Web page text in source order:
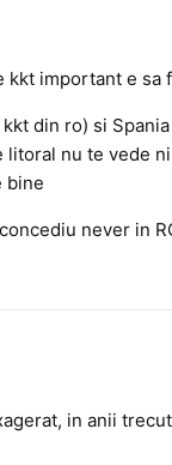
kkt important e sa
din ro) si
litoral nu te vede
bine
never in
in anii